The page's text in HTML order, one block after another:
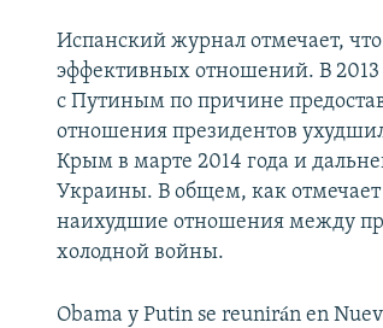
Испанский журнал отмечает,
эффективных отношений. В 2013
с Путиным по причине
отношения президентов
Крым в марте 2014 года и
Украины. В общем, как отмечает
наихудшие отношения между
холодной войны.
Obama y Putin se reunirán en